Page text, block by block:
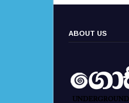
ABOUT US